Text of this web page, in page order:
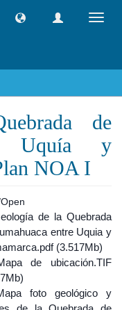
de
Uquía y
NOA I
Open
de la Quebrada
entre Uquia y
(3.517Mb)
de ubicación.TIF
foto geológico y